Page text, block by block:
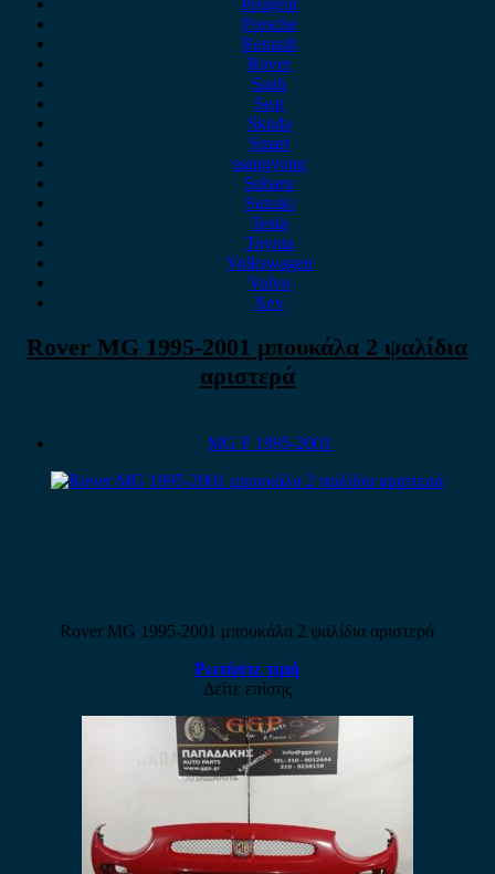
Peugeot
Porsche
Renault
Rover
Saab
Seat
Skoda
Smart
ssangyong
Subaru
Suzuki
Tesla
Toyota
Volkswagen
Volvo
Xev
Rover MG 1995-2001 μπουκάλα 2 ψαλίδια
αριστερά
MG F 1995-2001
Rover MG 1995-2001 μπουκάλα 2 ψαλίδια αριστερά
Ρωτήστε τιμή
Δείτε επίσης